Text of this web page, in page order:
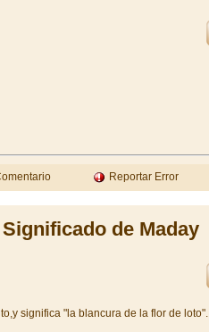
Reportar Error
de Maday
significa "la blancura de la flor de loto".